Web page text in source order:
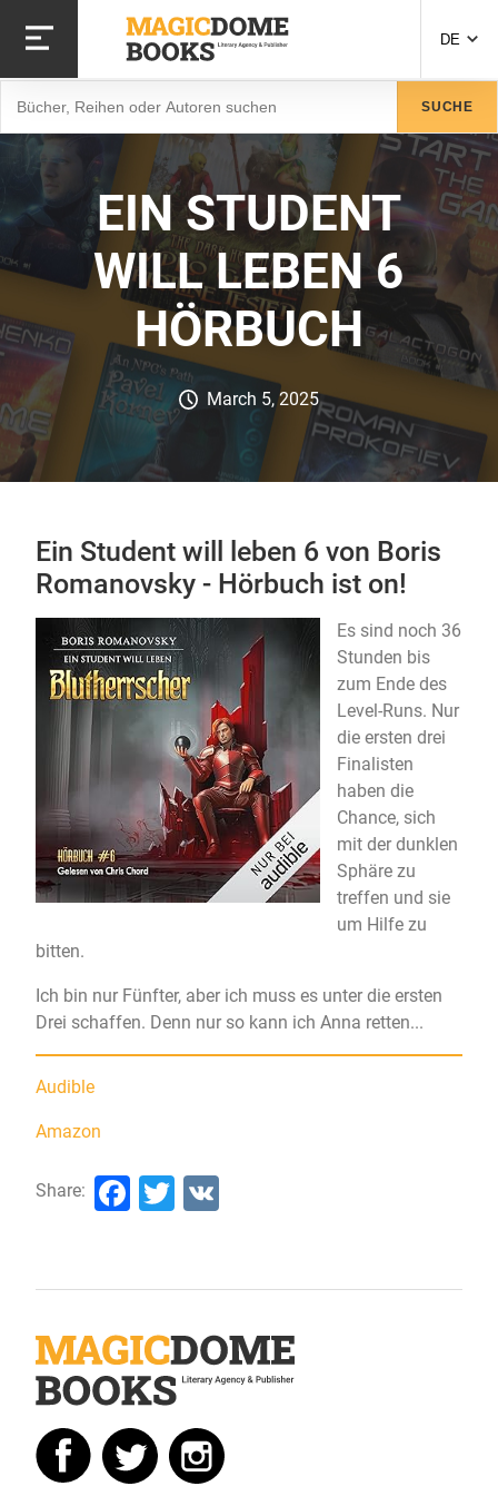
zum
Inhalt
DE
SUCHE
EIN STUDENT
WILL LEBEN 6
HÖRBUCH
March 5, 2025
Ein Student will leben 6 von Boris
Romanovsky - Hörbuch ist on!
Es sind noch 36
Stunden bis
zum Ende des
Level-Runs. Nur
die ersten drei
Finalisten
haben die
Chance, sich
mit der dunklen
Sphäre zu
treffen und sie
um Hilfe zu
bitten.
Ich bin nur Fünfter, aber ich muss es unter die ersten
Drei schaffen. Denn nur so kann ich Anna retten...
Audible
Amazon
Share: Facebook
Twitter